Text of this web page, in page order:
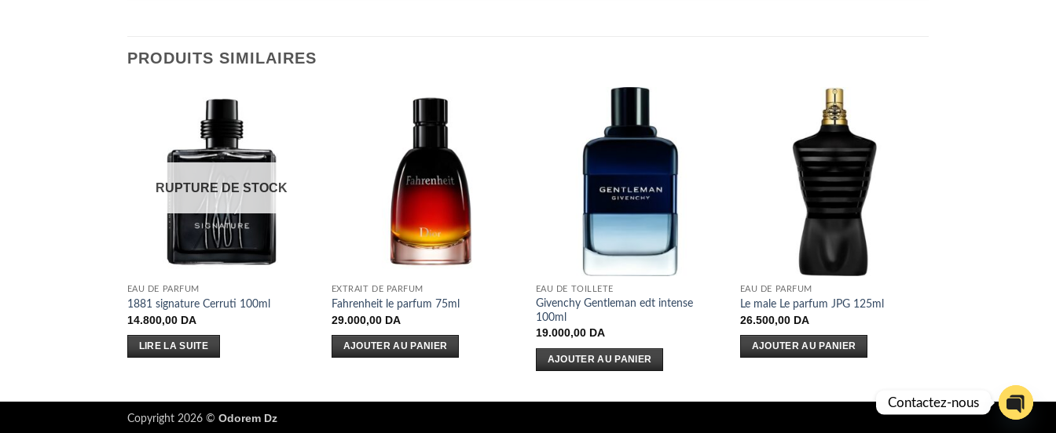
PRODUITS SIMILAIRES
RUPTURE DE STOCK
EAU DE PARFUM
1881 signature Cerruti 100ml
14.800,00 DA
LIRE LA SUITE
EXTRAIT DE PARFUM
Fahrenheit le parfum 75ml
29.000,00 DA
AJOUTER AU PANIER
EAU DE TOILLETE
Givenchy Gentleman edt intense
100ml
19.000,00 DA
AJOUTER AU PANIER
EAU DE PARFUM
Le male Le parfum JPG 125ml
26.500,00 DA
AJOUTER AU PANIER
Copyright 2026 © Odorem Dz
Contactez-nous